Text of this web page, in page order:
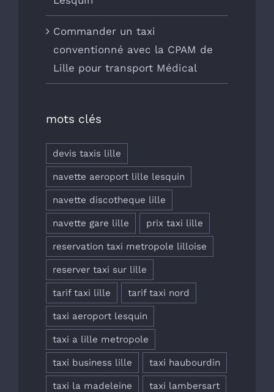
Commander un taxi
conventionné avec la CPAM de
Lille pour transport Médical
mots clés
devis taxis lille
navette aeroport lille lesquin
navette discotheque lille
navette gare lille prix taxi lille
reservation taxi metropole lilloise
reserver taxi sur lille
tarif taxi lille tarif taxi nord
taxi aeroport lesquin
taxi a lille metropole
taxi business lille taxi haubourdin
taxi la madeleine taxi lambersart